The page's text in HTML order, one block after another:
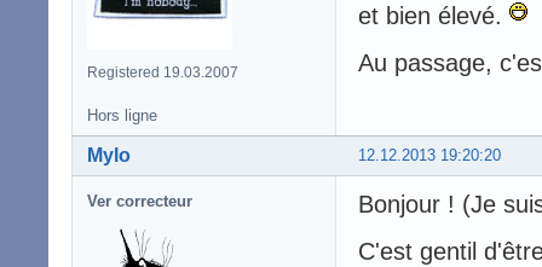
Registered 19.03.2007
et bien élevé.
Au passage,
Hors ligne
12.12.2013 19:20:20
Mylo
Ver correcteur
Bonjour ! (Je
C'est gentil